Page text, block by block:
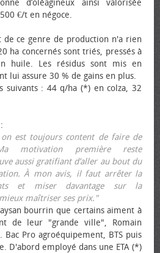
d’oléagineux ainsi valorisée
€/t en négoce.
de ce genre de production n'a rien
ha concernés sont triés, pressés à
huile. Les résidus sont mis en
lui assure 30 % de gains en plus.
suivants : 44 q/ha (*) en colza, 32
est toujours content de faire de
motivation première reste
aussi gratifiant d’aller au bout du
À mon avis, il faut arrêter la
et miser davantage sur la
maîtriser ses prix."
bourrin que certains aiment à
de leur "grande ville", Romain
Bac Pro agroéquipement, BTS puis
D'abord employé dans une ETA (*)